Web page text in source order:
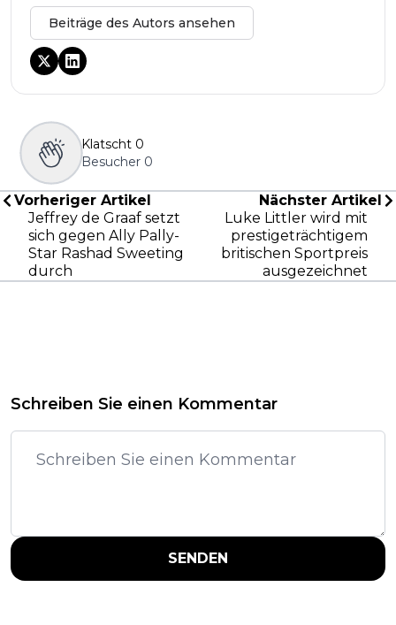
Beiträge des Autors ansehen
Klatscht 0
Besucher 0
Vorheriger Artikel
Jeffrey de Graaf setzt
sich gegen Ally Pally-
Star Rashad Sweeting
durch
Nächster Artikel
Luke Littler wird mit
prestigeträchtigem
britischen Sportpreis
ausgezeichnet
Schreiben Sie einen Kommentar
SENDEN